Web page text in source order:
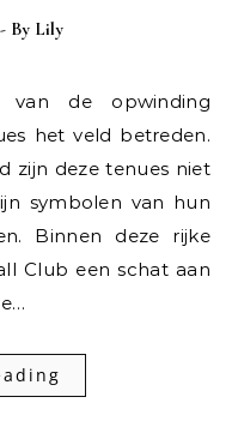
- By Lily
het veld betreden.
zijn deze tenues niet
symbolen van hun
Binnen deze rijke
Club een schat aan